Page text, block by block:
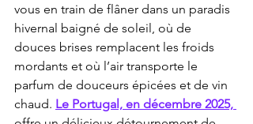
vous en train de flâner dans un paradis
hivernal baigné de soleil, où de
douces brises remplacent les froids
mordants et où l’air transporte le
parfum de douceurs épicées et de vin
chaud. Le Portugal, en décembre 2025,